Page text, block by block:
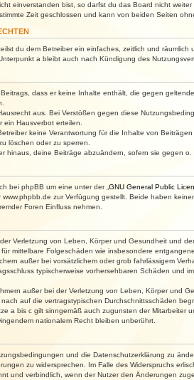
einverstanden bist, so darfst du das Board nicht
Zeit geschlossen und kann von beiden Seiten
du dem Betreiber ein einfaches, zeitlich und
a bleibt auch nach Kündigung des
dass er keine Inhalte enthält, die gegen
aus. Bei Verstößen gegen diese
Hausverbot erteilen.
keine Verantwortung für die Inhalte von
löschen oder zu sperren.
hinaus, deine Beiträge abzuändern, sofern sie gegen
bei phpBB um eine unter der „ GNU General Public
zur Verfügung gestellt. Beide haben
Foren Einfluss nehmen.
Verletzung von Leben, Körper und Gesundheit und
mittelbare Folgeschäden wie insbesondere
außer bei vorsätzlichem oder grob fahrlässigem
typischerweise vorhersehbaren Schäden und
außer bei der Verletzung von Leben, Körper und
auf die vertragstypischen Durchschnittsschäden
a bis c gilt sinngemäß auch zugunsten der Mitarbeiter
nationalem Recht bleiben unberührt.
und die Datenschutzerklärung zu
zu widersprechen. Im Falle des Widerspruchs
und verbindlich, wenn der Nutzer den Änderungen